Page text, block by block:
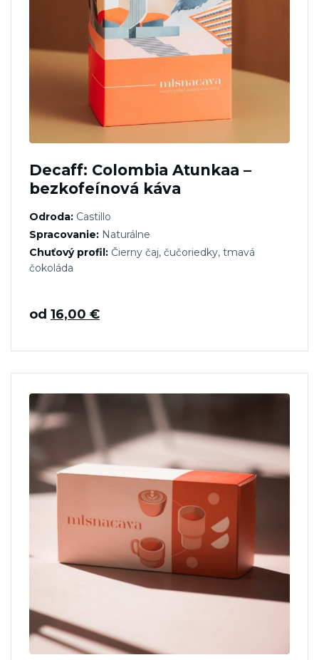
Decaff: Colombia Atunkaa –
bezkofeínová káva
Odroda: Castillo
Spracovanie: Naturálne
Chuťový profil: Čierny čaj, čučoriedky, tmavá
čokoláda
od 16,00 €